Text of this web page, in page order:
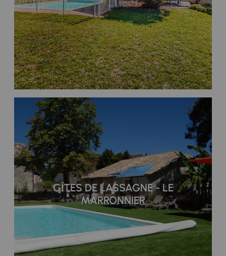
GÎTES DE LASSAGNE - LE
MARRONNIER